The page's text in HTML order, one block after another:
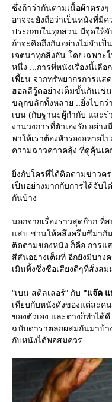
ซึ่งถ้าว่ากันตามเนื้อผ้าตรง
อาจจะยังถือว่าเป็นหนังที่มี
ประกอบในทุกส่วน มีจุดให้จั
ถ้าจะคิดถึงกันอย่างไม่จำเป็
เจตนาทุกสิ่งอัน โดยเฉพาะ
หนึ่ง ...การที่หนังเรื่องนี้เลื
เพี้ยน จากทรัพยากรการแส
ฮอลลีวู้ดอย่างเต็มขั้นกันเช่
ขลุกขลักทั้งหลาย ..ยิ่งไปก
เบน (กับฐานะผู้กำกับ และร่
งานวงการที่ตัวเองรัก อย่า
พาให้เราต้องหัวร่องอหาย
ความฉาวคาวคลุ้ง ที่ดูคุ้นเ
งกับใครที่ได้ติดตามข่าวคร
เป็นอย่างมากกับการได้จับไ
กันบ้าง
นอกจากเรื่องราวสุดก๊าก ที่
สบ ชวนให้คลึงครึมซีม่ากัน
ติดตามของหนัง ก็คือ การแ
สีสันอย่างเต็มที่ อีกยังมีบาง
เมินทิ้งซึ่งชื่อเสียงดีๆที่สั่งส
"เบน สติลเลอร์" กับ "แจ๊ค
เทียบกับหนังดังของแต่ละค
ของตัวเอง และต่างก็ทำได้
ฉบับดาราตลกผสมกันมาบ้า
กับหนังได้พอสมควร